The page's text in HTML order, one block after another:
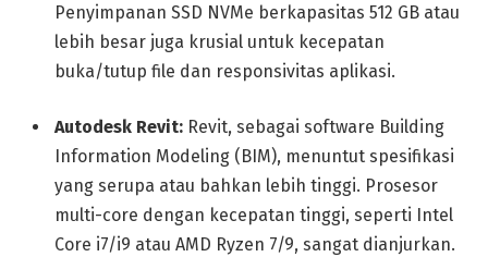
Penyimpanan SSD NVMe berkapasitas 512 GB atau
lebih besar juga krusial untuk kecepatan
buka/tutup file dan responsivitas aplikasi.
Autodesk Revit: Revit, sebagai software Building
Information Modeling (BIM), menuntut spesifikasi
yang serupa atau bahkan lebih tinggi. Prosesor
multi-core dengan kecepatan tinggi, seperti Intel
Core i7/i9 atau AMD Ryzen 7/9, sangat dianjurkan.